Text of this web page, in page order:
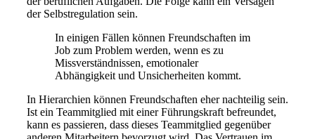
der Selbstregulation sein.
In einigen Fällen können Freundschaften im
Job zum Problem werden, wenn es zu
Missverständnissen, emotionaler
Abhängigkeit und Unsicherheiten kommt.
In Hierarchien können Freundschaften eher nachteilig sein.
Ist ein Teammitglied mit einer Führungskraft befreundet,
kann es passieren, dass dieses Teammitglied gegenüber